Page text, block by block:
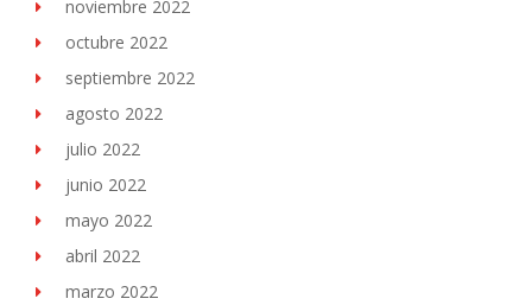
noviembre 2022
octubre 2022
septiembre 2022
agosto 2022
julio 2022
junio 2022
mayo 2022
abril 2022
marzo 2022